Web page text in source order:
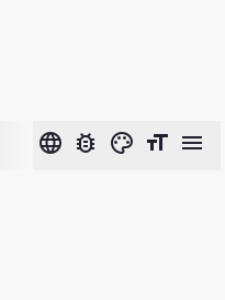
language bug_report color_lens format_size menu